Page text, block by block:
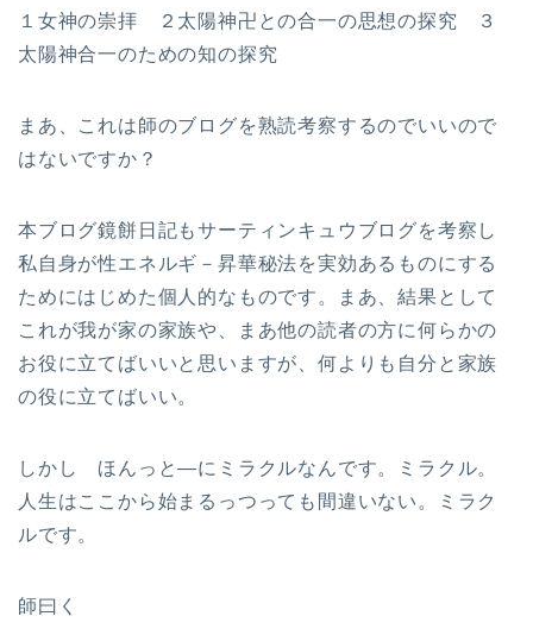
１女神の崇拝 ２太陽神卍との合一の思想の探究 ３
太陽神合一のための知の探究
まあ、これは師のブログを熟読考察するのでいいので
はないですか？
本ブログ鏡餅日記もサーティンキュウブログを考察し
私自身が性エネルギ－昇華秘法を実効あるものにする
ためにはじめた個人的なものです。まあ、結果として
これが我が家の家族や、まあ他の読者の方に何らかの
お役に立てばいいと思いますが、何よりも自分と家族
の役に立てばいい。
しかし ほんっと—にミラクルなんです。ミラクル。
人生はここから始まるっつっても間違いない。ミラク
ルです。
師曰く